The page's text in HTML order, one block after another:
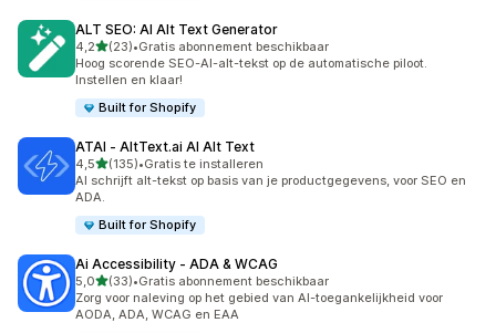
ALT SEO: AI Alt Text Generator
4,2van 5 sterren
(23)
23 recensies in totaal
•Gratis abonnement beschikbaar
Hoog scorende SEO-AI-alt-tekst op de automatische piloot.
Instellen en klaar!
Built for Shopify
ATAI ‑ AltText.ai AI Alt Text
4,5van 5 sterren
(135)
135 recensies in totaal
•Gratis te installeren
AI schrijft alt-tekst op basis van je productgegevens, voor SEO en
ADA.
Built for Shopify
Ai Accessibility ‑ ADA & WCAG
5,0van 5 sterren
(33)
33 recensies in totaal
•Gratis abonnement beschikbaar
Zorg voor naleving op het gebied van AI-toegankelijkheid voor
AODA, ADA, WCAG en EAA